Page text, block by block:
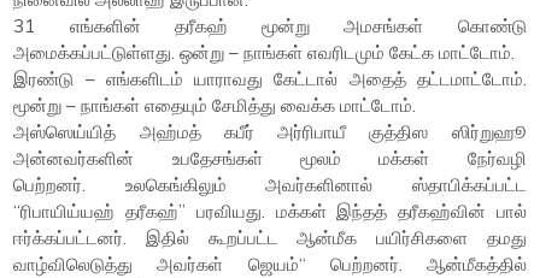
31 எங்களின் தரீகஹ் மூன்று அமசங்கள் கொண்டு
அமைக்கப்பட்டுள்ளது. ஒன்று – நாங்கள் எவரிடமும் கேட்க மாட்டோம்.
இரண்டு – எங்களிடம் யாராவது கேட்டால் அதைத் தட்டமாட்டோம்.
மூன்று – நாங்கள் எதையும் சேமித்து வைக்க மாட்டோம்.
அஸ்ஸெய்யித் அஹ்மத் கபீர் அர்ரிபாயீ குத்திஸ ஸிர்றுஹூ
அன்னவர்களின் உபதேசங்கள் மூலம் மக்கள் நேர்வழி
பெற்றனர். உலகெங்கிலும் அவர்களினால் ஸ்தாபிக்கப்பட்ட
“ரிபாயிய்யஹ் தரீகஹ்” பரவியது. மக்கள் இந்தத் தரீகஹ்வின் பால்
ஈர்க்கப்பட்டனர். இதில் கூறப்பட்ட ஆன்மீக பயிர்சிகளை தமது
வாழ்விலெடுத்து அவர்கள் ஜெயம்“ பெற்றனர். ஆன்மீகத்தில்